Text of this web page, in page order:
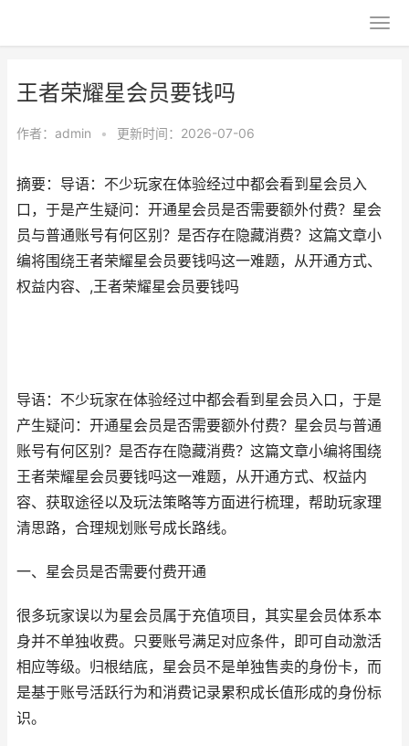
王者荣耀星会员要钱吗
作者： admin • 更新时间：2026-07-06
摘要：导语：不少玩家在体验经过中都会看到星会员入
口，于是产生疑问：开通星会员是否需要额外付费？星会
员与普通账号有何区别？是否存在隐藏消费？这篇文章小
编将围绕王者荣耀星会员要钱吗这一难题，从开通方式、
权益内容、,王者荣耀星会员要钱吗
导语：不少玩家在体验经过中都会看到星会员入口，于是
产生疑问：开通星会员是否需要额外付费？星会员与普通
账号有何区别？是否存在隐藏消费？这篇文章小编将围绕
王者荣耀星会员要钱吗这一难题，从开通方式、权益内
容、获取途径以及玩法策略等方面进行梳理，帮助玩家理
清思路，合理规划账号成长路线。
一、星会员是否需要付费开通
很多玩家误以为星会员属于充值项目，其实星会员体系本
身并不单独收费。只要账号满足对应条件，即可自动激活
相应等级。归根结底，星会员不是单独售卖的身份卡，而
是基于账号活跃行为和消费记录累积成长值形成的身份标
识。